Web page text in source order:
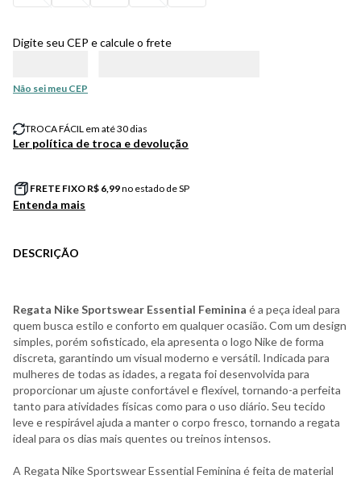
Digite seu CEP e calcule o frete
Não sei meu CEP
TROCA FÁCIL em até 30 dias
Ler política de troca e devolução
FRETE FIXO R$ 6,99no estado de SP
Entenda mais
DESCRIÇÃO
Regata Nike Sportswear Essential Feminina é a peça ideal para
quem busca estilo e conforto em qualquer ocasião. Com um design
simples, porém sofisticado, ela apresenta o logo Nike de forma
discreta, garantindo um visual moderno e versátil. Indicada para
mulheres de todas as idades, a regata foi desenvolvida para
proporcionar um ajuste confortável e flexível, tornando-a perfeita
tanto para atividades físicas como para o uso diário. Seu tecido
leve e respirável ajuda a manter o corpo fresco, tornando a regata
ideal para os dias mais quentes ou treinos intensos.
A Regata Nike Sportswear Essential Feminina é feita de material